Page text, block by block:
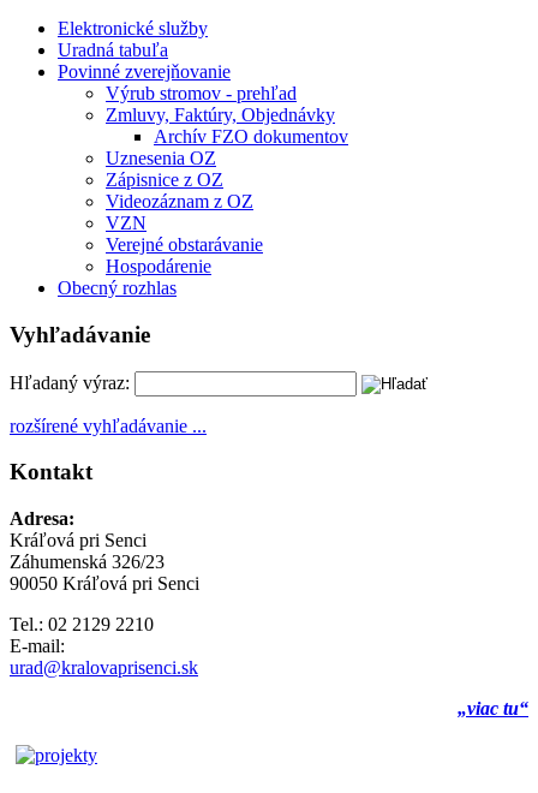
Elektronické služby
Uradná tabuľa
Povinné zverejňovanie
Výrub stromov - prehľad
Zmluvy, Faktúry, Objednávky
Archív FZO dokumentov
Uznesenia OZ
Zápisnice z OZ
Videozáznam z OZ
VZN
Verejné obstarávanie
Hospodárenie
Obecný rozhlas
Vyhľadávanie
Hľadaný výraz:
rozšírené vyhľadávanie ...
Kontakt
Adresa:
Kráľová pri Senci
Záhumenská 326/23
90050 Kráľová pri Senci
Tel.: 02 2129 2210
E-mail:
urad@kralovaprisenci.sk
„viac tu“